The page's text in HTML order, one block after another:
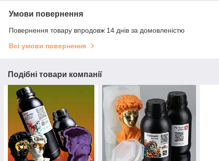
Умови повернення
Повернення товару впродовж 14 днів за домовленістю
Всі умови повернення
Подібні товари компанії